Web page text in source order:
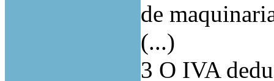
de
(...)
3 O IVA